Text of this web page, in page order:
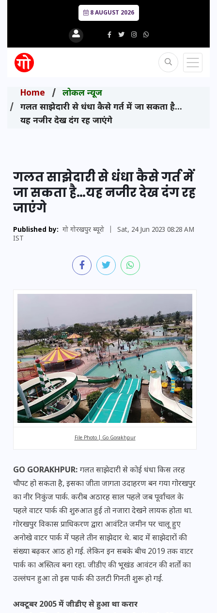
8 AUGUST 2026
Home
लोकल न्यूज
गलत साझेदारी से धंधा कैसे गर्त में जा सकता है…
यह नजीर देख दंग रह जाएंगे
गलत साझेदारी से धंधा कैसे गर्त में
जा सकता है…यह नजीर देख दंग रह
जाएंगे
Published by: गो गोरखपुर ब्यूरो
Sat, 24 Jun 2023 08:28 AM
IST
File Photo | Go Gorakhpur
GO GORAKHPUR: गलत साझेदारी से कोई धंधा किस तरह
चौपट हो सकता है, इसका जीता जागता उदाहरण बन गया गोरखपुर
का नीर निकुंज पार्क. करीब अठारह साल पहले जब पूर्वांचल के
पहले वाटर पार्क की शुरुआत हुई तो नजारा देखने लायक होता था.
गोरखपुर विकास प्राधिकरण द्वारा आवंटित जमीन पर चालू हुए
अनोखे वाटर पार्क में पहले तीन साझेदार थे. बाद में साझेदारों की
संख्या बढ़कर आठ हो गई. लेकिन इन सबके बीच 2019 तक वाटर
पार्क का अस्तित्व बना रहा. जीडीए की भूखंड आवंटन की शर्तों का
उल्लंघन हुआ तो इस पार्क की उलटी गिनती शुरू हो गई.
अक्टूबर 2005 में जीडीए से हुआ था करार